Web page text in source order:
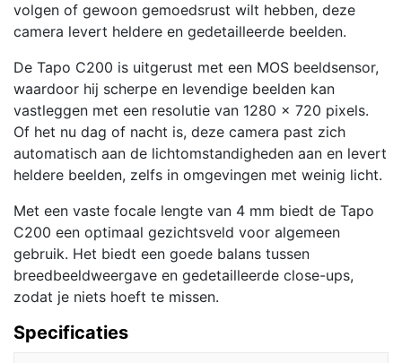
volgen of gewoon gemoedsrust wilt hebben, deze
camera levert heldere en gedetailleerde beelden.
De Tapo C200 is uitgerust met een MOS beeldsensor,
waardoor hij scherpe en levendige beelden kan
vastleggen met een resolutie van 1280 x 720 pixels.
Of het nu dag of nacht is, deze camera past zich
automatisch aan de lichtomstandigheden aan en levert
heldere beelden, zelfs in omgevingen met weinig licht.
Met een vaste focale lengte van 4 mm biedt de Tapo
C200 een optimaal gezichtsveld voor algemeen
gebruik. Het biedt een goede balans tussen
breedbeeldweergave en gedetailleerde close-ups,
zodat je niets hoeft te missen.
Specificaties